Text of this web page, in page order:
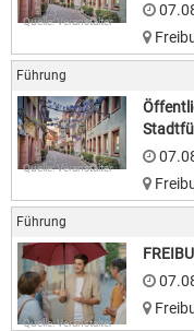
Quelle: Veranstalter
Führung
Quelle: Veranstalter
Führung
Quelle: Veranstalter